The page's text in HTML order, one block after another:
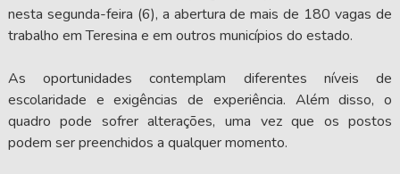
nesta segunda-feira (6), a abertura de mais de 180 vagas de
trabalho em Teresina e em outros municípios do estado.
As oportunidades contemplam diferentes níveis de
escolaridade e exigências de experiência. Além disso, o
quadro pode sofrer alterações, uma vez que os postos
podem ser preenchidos a qualquer momento.